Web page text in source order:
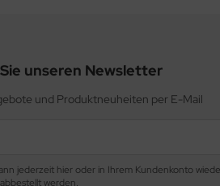
unseren Newsletter
und Produktneuheiten per E-Mail
jederzeit hier oder in Ihrem Kundenkonto
abbestellt werden.